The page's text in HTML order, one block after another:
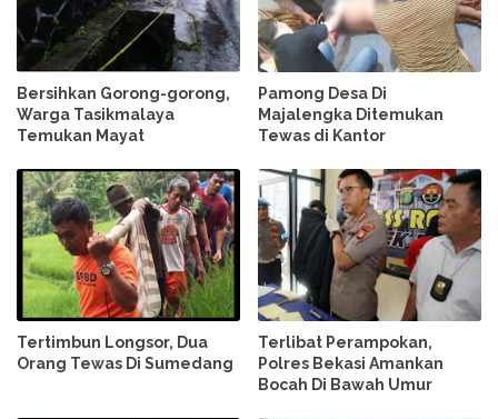
Bersihkan Gorong-gorong,
Warga Tasikmalaya
Temukan Mayat
Pamong Desa Di
Majalengka Ditemukan
Tewas di Kantor
Tertimbun Longsor, Dua
Orang Tewas Di Sumedang
Terlibat Perampokan,
Polres Bekasi Amankan
Bocah Di Bawah Umur